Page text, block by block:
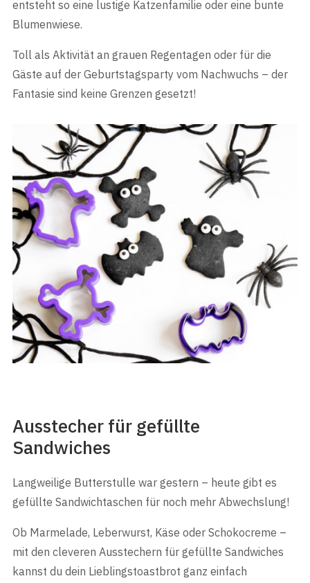
entsteht so eine lustige Katzenfamilie oder eine bunte
Blumenwiese.
Toll als Aktivität an grauen Regentagen oder für die
Gäste auf der Geburtstagsparty vom Nachwuchs – der
Fantasie sind keine Grenzen gesetzt!
Ausstecher für gefüllte
Sandwiches
Langweilige Butterstulle war gestern – heute gibt es
gefüllte Sandwichtaschen für noch mehr Abwechslung!
Ob Marmelade, Leberwurst, Käse oder Schokocreme –
mit den cleveren Ausstechern für gefüllte Sandwiches
kannst du dein Lieblingstoastbrot ganz einfach